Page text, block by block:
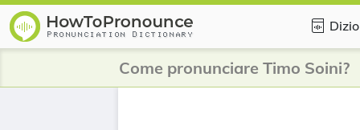
Come pronunciare Timo Soini?